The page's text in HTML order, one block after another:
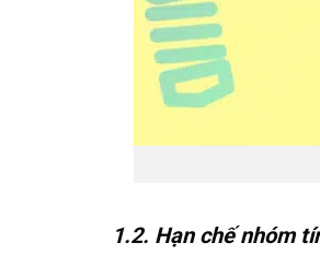
1.2. Hạn chế nhóm